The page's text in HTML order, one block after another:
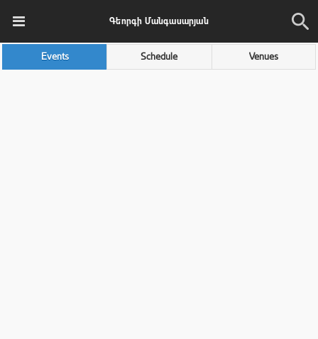
Գեորգի Մանգասարյան
Events Schedule Venues